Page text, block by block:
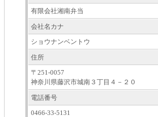
有限会社湘南弁当
会社名カナ
ショウナンベントウ
住所
〒251-0057
神奈川県藤沢市城南３丁目４－２０
電話番号
0466-33-5131